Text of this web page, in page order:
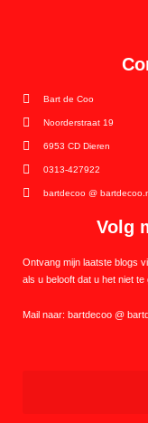
Volg
Ontvang mijn laatste blogs
als u belooft dat u het niet te
Mail naar: bartdecoo @
Bart de Coo
Noorderstraat 19
6953 CD Dieren
0313-427922
bartdecoo @